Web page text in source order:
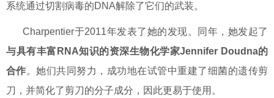
系统通过切割病毒的DNA解除了它们的武装。
Charpentier于2011年发表了她的发现。同年，她发起了
与具有丰富RNA知识的资深生物化学家Jennifer Doudna的
合作。她们共同努力，成功地在试管中重建了细菌的遗传剪
刀，并简化了剪刀的分子成分，因此更易于使用。